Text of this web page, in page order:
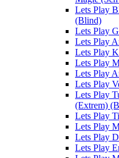
Lets Play
(Blind)
Lets Play
Lets Play
Lets Play
Lets Play
Lets Play
Lets Play
Lets Play
(Extrem)
Lets Play
Lets Play
Lets Play
Lets Play